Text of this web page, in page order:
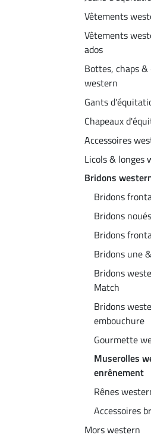
Vêtements
Vêtements
ados
Bottes, chaps &
western
Gants
Chapeaux
Accessoires
Licols & longes
Bridons
Bridons
Bridons noués
Bridons
Bridons une
Bridons
Match
Bridons
embouchure
Gourmette
Muserolles
enrênement
Rênes
Accessoires
Mors western